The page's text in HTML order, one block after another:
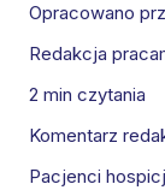
Opracowano
Redakcja
2 min czytania
Komentarz
Pacjenci